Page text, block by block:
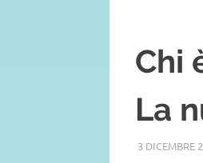
Chi
La
3 DICEMBRE